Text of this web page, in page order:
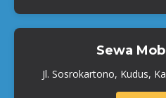
Sewa
Jl. Sosrokartono, Kudus,